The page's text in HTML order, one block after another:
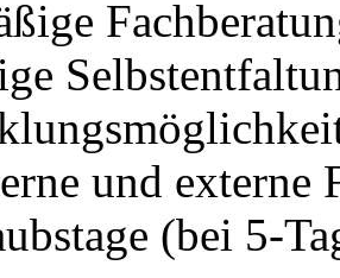
und externe
(bei 5-